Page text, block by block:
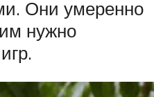
Они умеренно
нужно